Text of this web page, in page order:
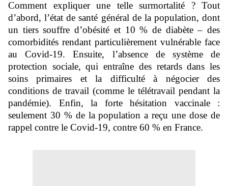
Comment expliquer une telle surmortalité ? Tout
d’abord, l’état de santé général de la population, dont
un tiers souffre d’obésité et 10 % de diabète – des
comorbidités rendant particulièrement vulnérable face
au Covid-19. Ensuite, l’absence de système de
protection sociale, qui entraîne des retards dans les
soins primaires et la difficulté à négocier des
conditions de travail (comme le télétravail pendant la
pandémie). Enfin, la forte hésitation vaccinale :
seulement 30 % de la population a reçu une dose de
rappel contre le Covid-19, contre 60 % en France.